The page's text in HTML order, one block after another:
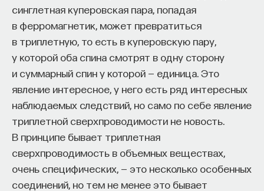
синглетная куперовская пара, попадая
в ферромагнетик, может превратиться
в триплетную, то есть в куперовскую пару,
у которой оба спина смотрят в одну сторону
и суммарный спин у которой — единица. Это
явление интересное, у него есть ряд интересных
наблюдаемых следствий, но само по себе явление
триплетной сверхпроводимости не новость.
В принципе бывает триплетная
сверхпроводимость в объемных веществах,
очень специфических, — это несколько особенных
соединений, но тем не менее это бывает